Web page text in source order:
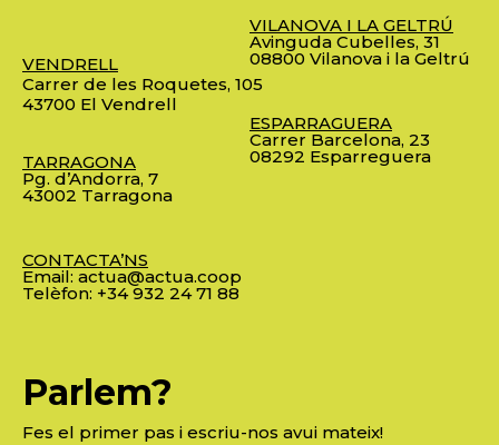
VENDRELL
Carrer de les Roquetes, 105
43700 El Vendrell
TARRAGONA
Pg. d’Andorra, 7
43002 Tarragona
CONTACTA’NS
Email: actua@actua.coop
Telèfon: +34 932 24 71 88
VILANOVA I LA GELTRÚ
Avinguda Cubelles, 31
08800 Vilanova i la Geltrú
ESPARRAGUERA
Carrer Barcelona, 23
08292 Esparreguera
Parlem?
Fes el primer pas i escriu-nos avui mateix!